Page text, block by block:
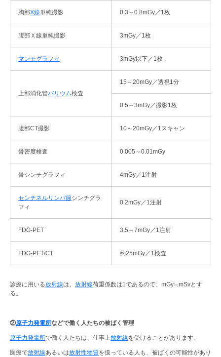
胸部X線単純撮影 0.3～0.8mGy／1枚
腹部Ｘ線単純撮影 3mGy／1枚
マンモグラフィ 3mGy以下／1枚
上部消化管バリウム検査
15～20mGy／透視1分
0.5～3mGy／撮影1枚
腹部CT撮影 10～20mGy／1スキャン
骨密度検査 0.005～0.01mGy
骨シンチグラフィ 4mGy／1注射
センチネルリンパ節シンチグラ
フィ
0.2mGy／1注射
FDG-PET 3.5～7mGy／1注射
FDG-PET/CT 約25mGy／1検査
診療に用いる放射線は、 放射線荷重係数は1であるので、mGy≒mSvとす
る。
②原子力発電所などで働く人たちの被ばく管理
原子力発電所で働く人たちは、仕事上放射線を受けることがあります。
医療で放射線あるいは放射性物質を扱っている人も、被ばくの可能性があり